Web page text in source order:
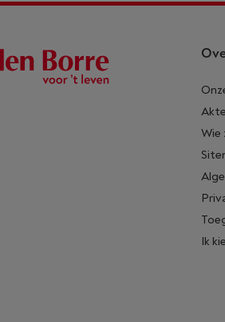
Wie
Ik